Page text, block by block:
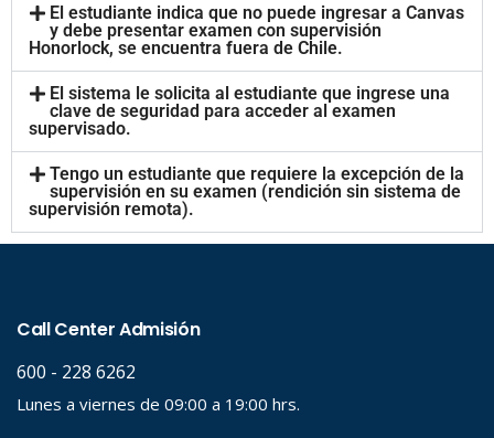
El estudiante indica que no puede ingresar a Canvas
y debe presentar examen con supervisión
Honorlock, se encuentra fuera de Chile.
El sistema le solicita al estudiante que ingrese una
clave de seguridad para acceder al examen
supervisado.
Tengo un estudiante que requiere la excepción de la
supervisión en su examen (rendición sin sistema de
supervisión remota).